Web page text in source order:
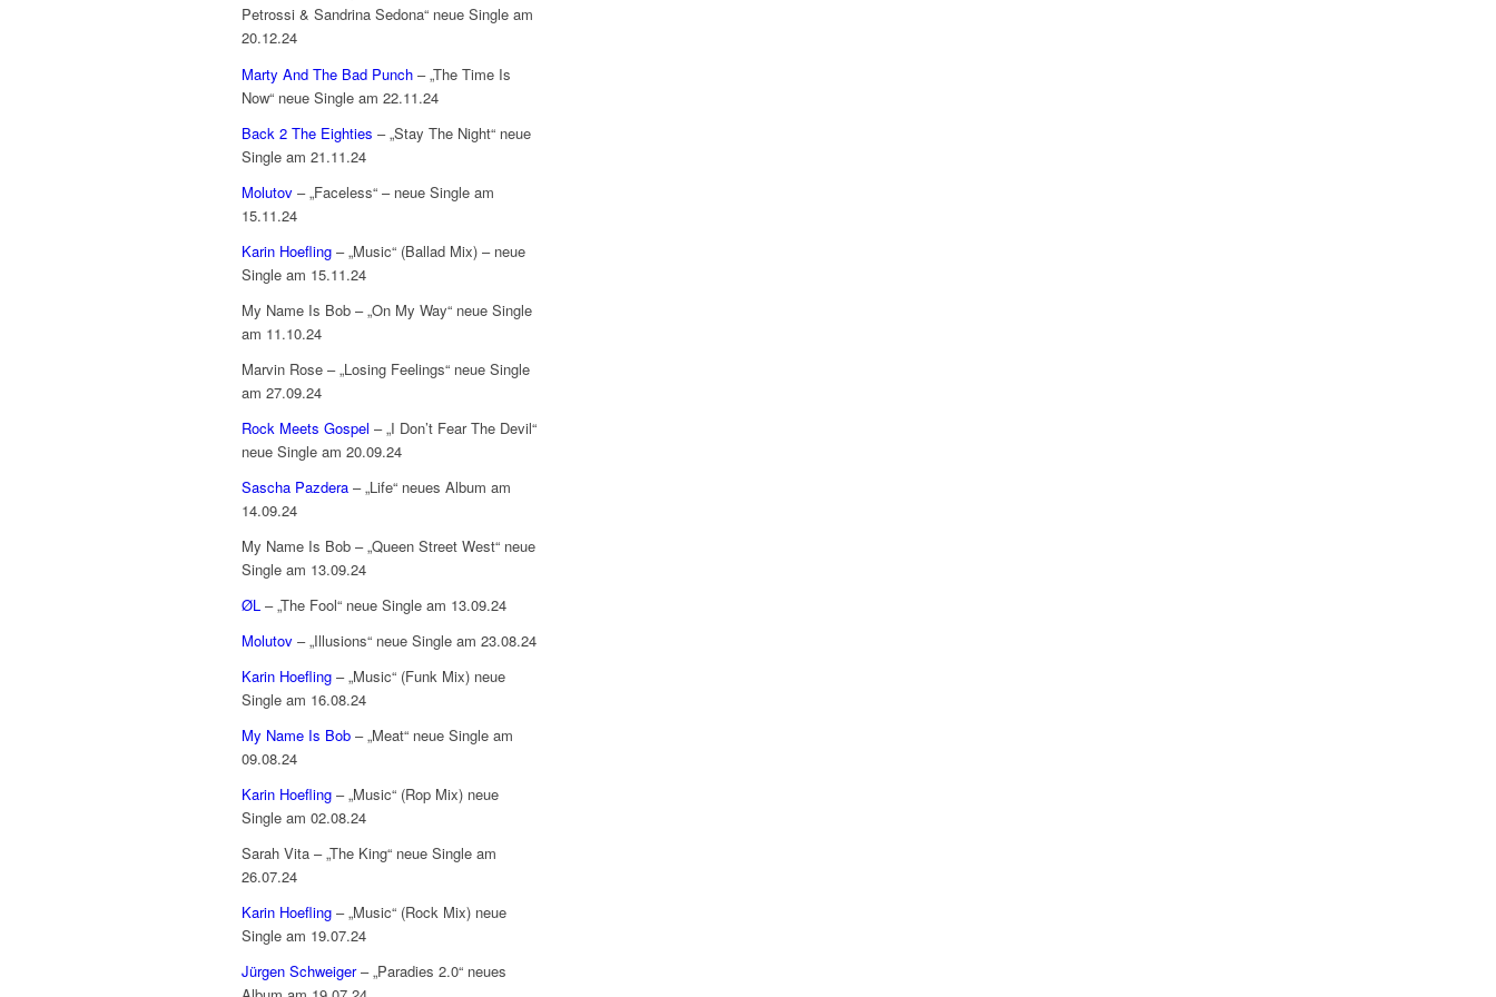
Petrossi & Sandrina Sedona“ neue Single am
20.12.24
Marty And The Bad Punch – „The Time Is
Now“ neue Single am 22.11.24
Back 2 The Eighties – „Stay The Night“ neue
Single am 21.11.24
Molutov – „Faceless“ – neue Single am
15.11.24
Karin Hoefling – „Music“ (Ballad Mix) – neue
Single am 15.11.24
My Name Is Bob – „On My Way“ neue Single
am 11.10.24
Marvin Rose – „Losing Feelings“ neue Single
am 27.09.24
Rock Meets Gospel – „I Don’t Fear The Devil“
neue Single am 20.09.24
Sascha Pazdera – „Life“ neues Album am
14.09.24
My Name Is Bob – „Queen Street West“ neue
Single am 13.09.24
ØL – „The Fool“ neue Single am 13.09.24
Molutov – „Illusions“ neue Single am 23.08.24
Karin Hoefling – „Music“ (Funk Mix) neue
Single am 16.08.24
My Name Is Bob – „Meat“ neue Single am
09.08.24
Karin Hoefling – „Music“ (Rop Mix) neue
Single am 02.08.24
Sarah Vita – „The King“ neue Single am
26.07.24
Karin Hoefling – „Music“ (Rock Mix) neue
Single am 19.07.24
Jürgen Schweiger– „Paradies 2.0“ neues